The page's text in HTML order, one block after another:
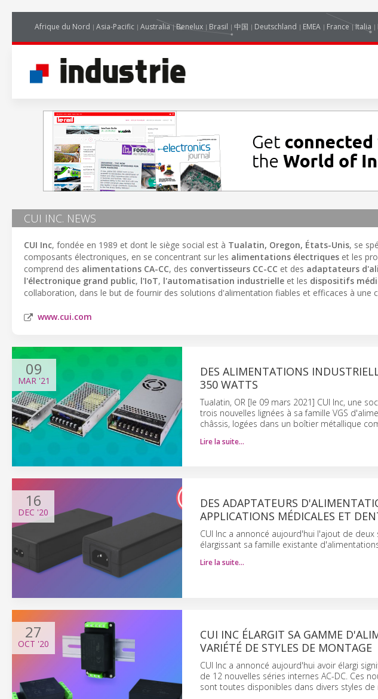
Afrique du Nord Asia-Pacific Australia Benelux Brasil 中国 Deutschland EMEA France Italia
CUI INC. NEWS
CUI Inc, fondée en 1989 et dont le siège social est à Tualatin, Oregon, États-Unis, se
composants électroniques, en se concentrant sur les alimentations électriques et les
comprend des alimentations CA-CC, des convertisseurs CC-CC et des adaptateurs
l'électronique grand public, l'IoT, l'automatisation industrielle et les dispositifs
collaboration, dans le but de fournir des solutions d'alimentation fiables et efficaces à une
www.cui.com
09
MAR '21
DES ALIMENTATIONS
350 WATTS
Tualatin, OR [le 09 mars 2021] CUI Inc, une
trois nouvelles lignées à sa famille VGS
châssis, logées dans un boîtier métallique
Lire la suite…
16
DEC '20
DES ADAPTATEURS
APPLICATIONS MÉDICALES ET
CUI Inc a annoncé aujourd'hui l'ajout de
élargissant sa famille existante
Lire la suite…
27
OCT '20
CUI INC ÉLARGIT SA GAMME
VARIÉTÉ DE STYLES DE MONTAGE
CUI Inc a annoncé aujourd'hui avoir élargi
de 12 nouvelles séries internes AC-DC. Ces
sont toutes disponibles dans divers styles